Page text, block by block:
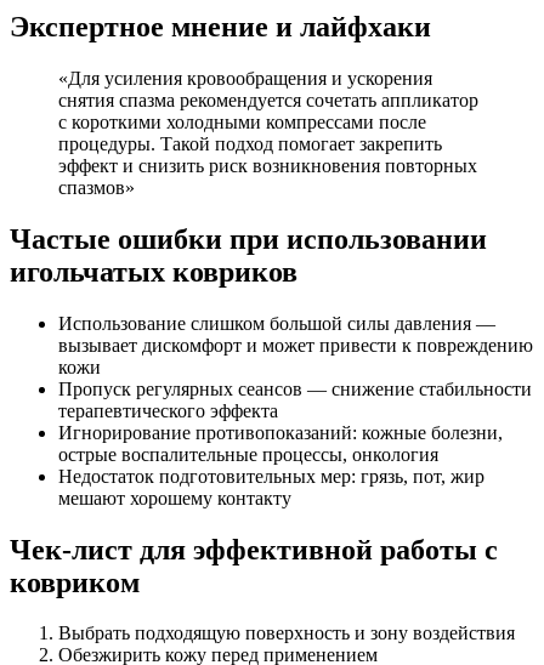
Экспертное мнение и лайфхаки
«Для усиления кровообращения и ускорения
снятия спазма рекомендуется сочетать аппликатор
с короткими холодными компрессами после
процедуры. Такой подход помогает закрепить
эффект и снизить риск возникновения повторных
спазмов»
Частые ошибки при использовании
игольчатых ковриков
Использование слишком большой силы давления —
вызывает дискомфорт и может привести к повреждению
кожи
Пропуск регулярных сеансов — снижение стабильности
терапевтического эффекта
Игнорирование противопоказаний: кожные болезни,
острые воспалительные процессы, онкология
Недостаток подготовительных мер: грязь, пот, жир
мешают хорошему контакту
Чек-лист для эффективной работы с
ковриком
Выбрать подходящую поверхность и зону воздействия
Обезжирить кожу перед применением